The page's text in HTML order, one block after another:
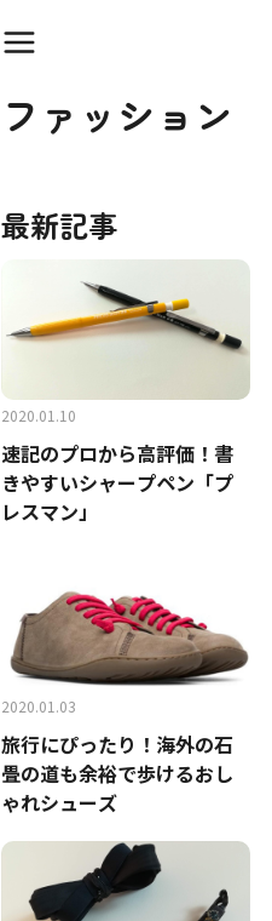
ファッション
最新記事
2020.01.10
速記のプロから高評価！書
きやすいシャープペン「プ
レスマン」
2020.01.03
旅行にぴったり！海外の石
畳の道も余裕で歩けるおし
ゃれシューズ